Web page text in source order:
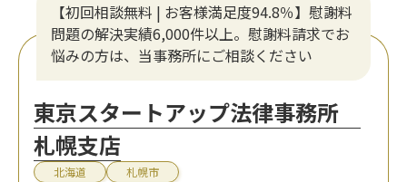
【初回相談無料 | お客様満足度94.8％】慰謝料
問題の解決実績6,000件以上。慰謝料請求でお
悩みの方は、当事務所にご相談ください
東京スタートアップ法律事務所
札幌支店
北海道 札幌市